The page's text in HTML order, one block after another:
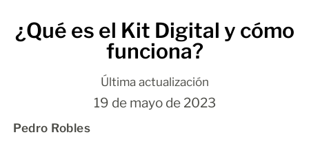
¿Qué es el Kit Digital y cómo
funciona?
Última actualización
19 de mayo de 2023
Pedro Robles